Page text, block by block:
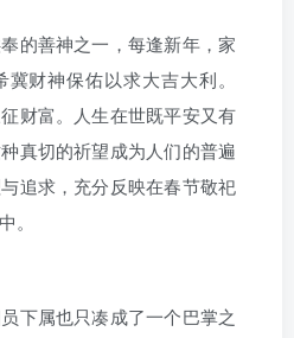
的善神之一，每逢新年，家
财神保佑以求大吉大利。
财富。人生在世既平安又有
真切的祈望成为人们的普遍
追求，充分反映在春节敬祀
。
下属也只凑成了一个巴掌之